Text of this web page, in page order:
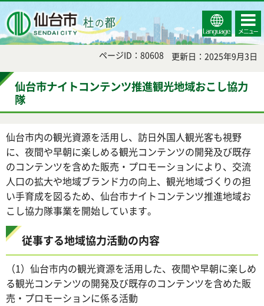
Select
Language
コンテ
ンツメ
ニュー
ページID：80608 更新日：2025年9月3日
仙台市ナイトコンテンツ推進観光地域おこし協力
隊
仙台市内の観光資源を活用し、訪日外国人観光客も視野
に、夜間や早朝に楽しめる観光コンテンツの開発及び既存
のコンテンツを含めた販売・プロモーションにより、交流
人口の拡大や地域ブランド力の向上、観光地域づくりの担
い手育成を図るため、仙台市ナイトコンテンツ推進地域お
こし協力隊事業を開始しています。
従事する地域協力活動の内容
（1）仙台市内の観光資源を活用した、夜間や早朝に楽しめ
る観光コンテンツの開発及び既存のコンテンツを含めた販
売・プロモーションに係る活動